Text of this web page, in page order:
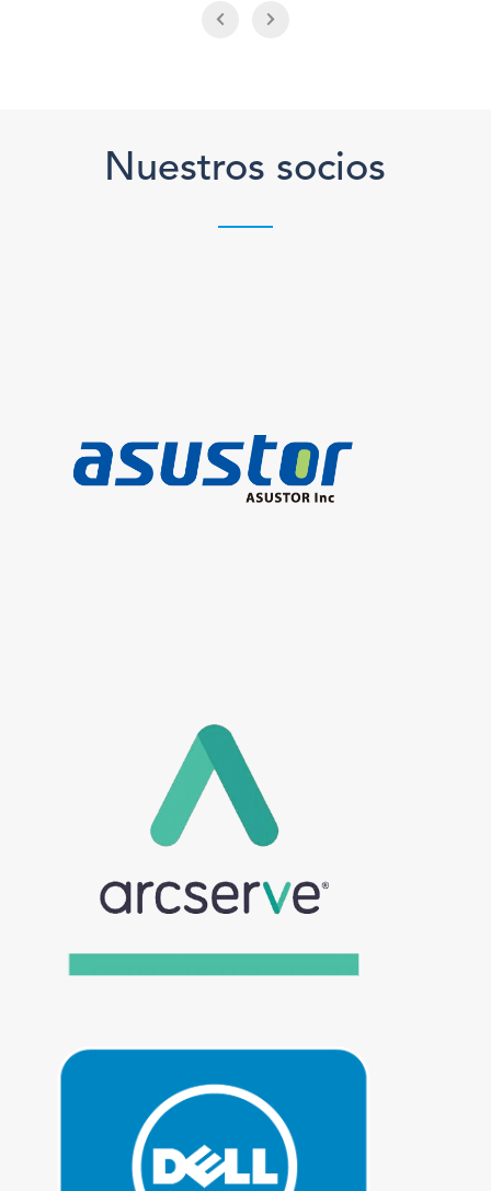
Nuestros socios